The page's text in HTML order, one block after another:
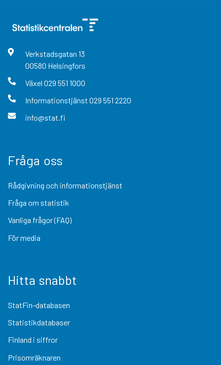
Verkstadsgatan 13
00580 Helsingfors
Växel 029 551 1000
Informationstjänst 029 551 2220
info@stat.fi
Fråga oss
Rådgivning och informationstjänst
Fråga om statistik
Vanliga frågor (FAQ)
För media
Hitta snabbt
StatFin-databasen
Statistikdatabaser
Finland i siffror
Prisomräknaren